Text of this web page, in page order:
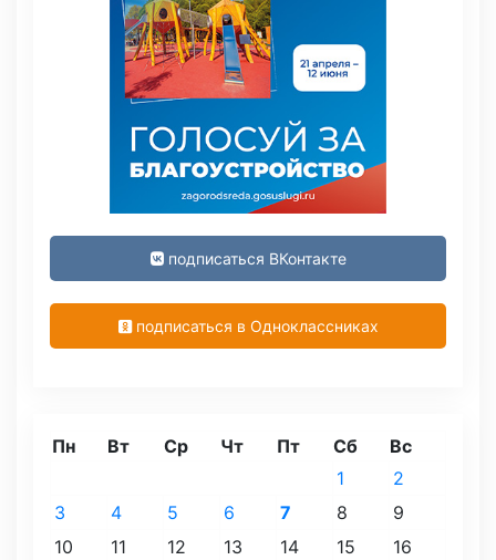
подписаться ВКонтакте
подписаться в Одноклассниках
Пн Вт Ср Чт Пт Сб Вс
1
2
3
4 5 6 7 8
9
10
11 12 13 14 15
16